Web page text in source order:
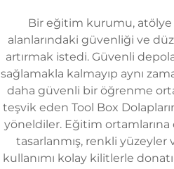
Bir eğitim kurumu, atölye
alanlarındaki güvenliği ve
artırmak istedi. Güvenli
sağlamakla kalmayıp aynı
daha güvenli bir öğrenme
teşvik eden Tool Box
yöneldiler. Eğitim ortamlarına
tasarlanmış, renkli yüzeyler
kullanımı kolay kilitlerle